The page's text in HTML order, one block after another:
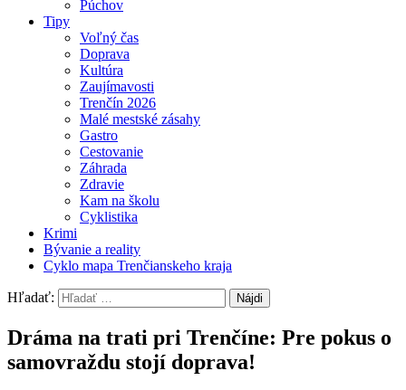
Púchov
Tipy
Voľný čas
Doprava
Kultúra
Zaujímavosti
Trenčín 2026
Malé mestské zásahy
Gastro
Cestovanie
Záhrada
Zdravie
Kam na školu
Cyklistika
Krimi
Bývanie a reality
Cyklo mapa Trenčianskeho kraja
Hľadať:
Dráma na trati pri Trenčíne: Pre pokus o
samovraždu stojí doprava!